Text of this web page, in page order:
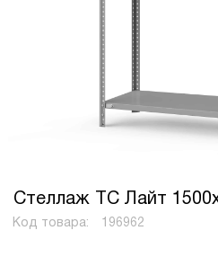
Стеллаж ТС Лайт
Код товара: 196962